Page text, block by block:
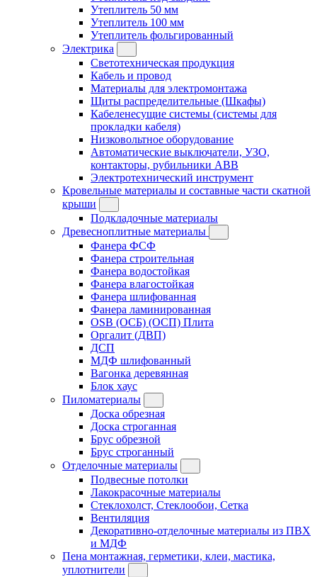
Утеплитель 50 мм
Утеплитель 100 мм
Утеплитель фольгированный
Электрика
Светотехническая продукция
Кабель и провод
Материалы для электромонтажа
Щиты распределительные (Шкафы)
Кабеленесущие системы (системы для
прокладки кабеля)
Низковольтное оборудование
Автоматические выключатели, УЗО,
контакторы, рубильники ABB
Электротехнический инструмент
Кровельные материалы и составные части скатной
крыши
Подкладочные материалы
Древесноплитные материалы
Фанера ФСФ
Фанера строительная
Фанера водостойкая
Фанера влагостойкая
Фанера шлифованная
Фанера ламинированная
OSB (ОСБ) (ОСП) Плита
Оргалит (ДВП)
ДСП
МДФ шлифованный
Вагонка деревянная
Блок хаус
Пиломатериалы
Доска обрезная
Доска строганная
Брус обрезной
Брус строганный
Отделочные материалы
Подвесные потолки
Лакокрасочные материалы
Стеклохолст, Стеклообои, Сетка
Вентиляция
Декоративно-отделочные материалы из ПВХ
и МДФ
Пена монтажная, герметики, клеи, мастика,
уплотнители